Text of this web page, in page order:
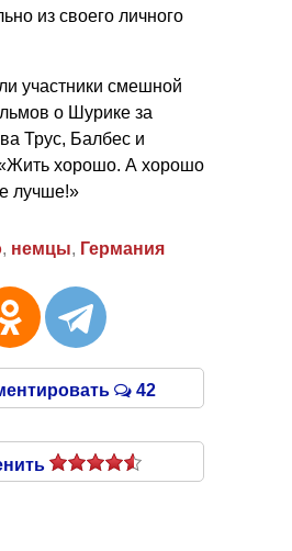
из своего личного
участники смешной
о Шурике за
Трус, Балбес и
хорошо. А хорошо
лучше!»
, немцы, Германия
42